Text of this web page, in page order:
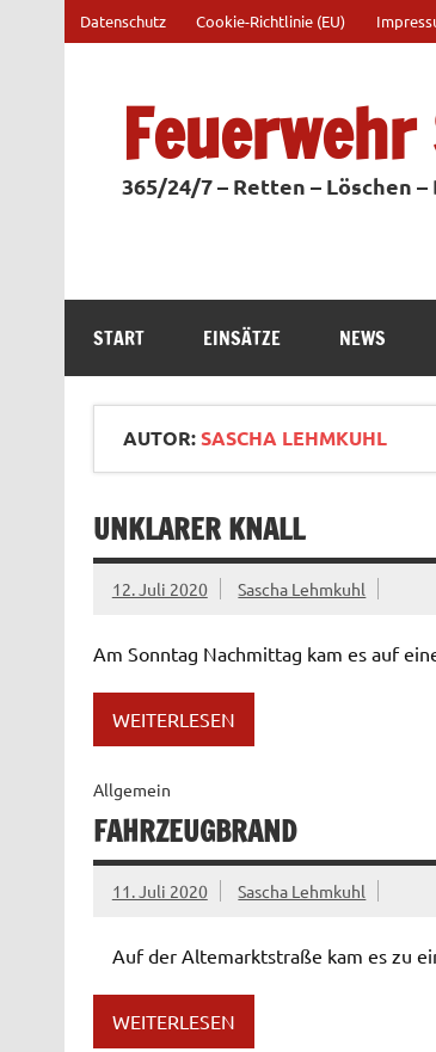
springen
Datenschutz Cookie-Richtlinie (EU)
365/24/7 – Retten – Löschen
START EINSÄTZE NEWS
AUTOR:SASCHA LEHMKUHL
UNKLARER KNALL
12. Juli 2020 Sascha Lehmkuhl
Am Sonntag Nachmittag kam es auf
WEITERLESEN
Allgemein
FAHRZEUGBRAND
11. Juli 2020 Sascha Lehmkuhl
Auf der Altemarktstraße kam es zu
WEITERLESEN